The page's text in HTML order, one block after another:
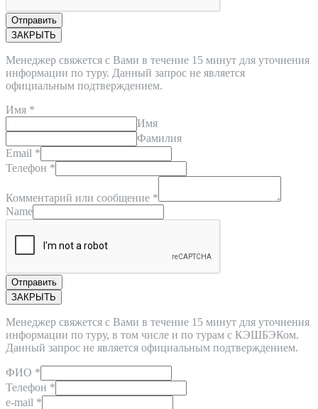
Отправить
ЗАКРЫТЬ
Менеджер свяжется с Вами в течение 15 минут для уточнения
информации по туру. Данный запрос не является
официальным подтверждением.
Имя *
Имя
Фамилия
Email *
Телефон *
Комментарий или сообщение *
Name
Отправить
ЗАКРЫТЬ
Менеджер свяжется с Вами в течение 15 минут для уточнения
информации по туру, в том числе и по турам с КЭШБЭКом.
Данный запрос не является официальным подтверждением.
ФИО *
Телефон *
e-mail *